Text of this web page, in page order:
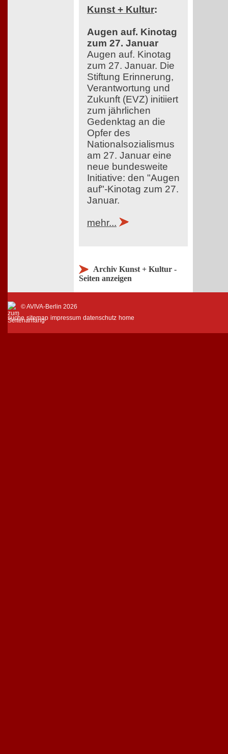
Kunst + Kultur:
Augen auf. Kinotag
zum 27. Januar
Augen auf. Kinotag
zum 27. Januar. Die
Stiftung Erinnerung,
Verantwortung und
Zukunft (EVZ) initiiert
zum jährlichen
Gedenktag an die
Opfer des
Nationalsozialismus
am 27. Januar eine
neue bundesweite
Initiative: den "Augen
auf"-Kinotag zum 27.
Januar.
mehr...
Archiv Kunst + Kultur -
Seiten anzeigen
© AVIVA-Berlin 2026
suche sitemap impressum datenschutz home